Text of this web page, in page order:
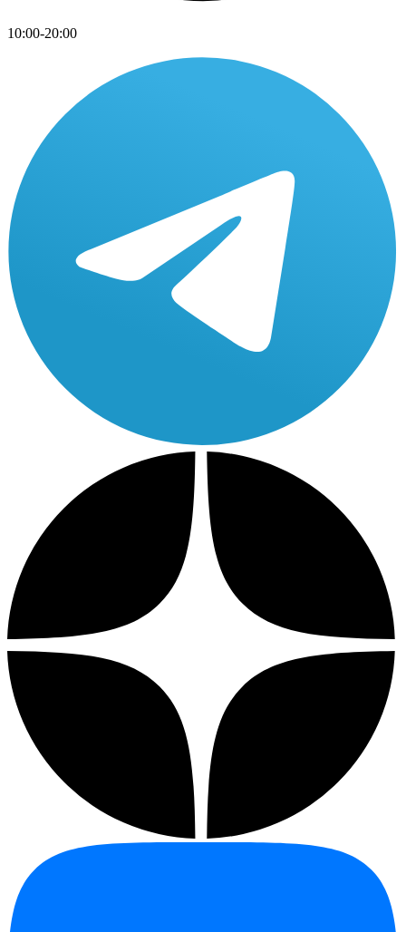
10:00-20:00